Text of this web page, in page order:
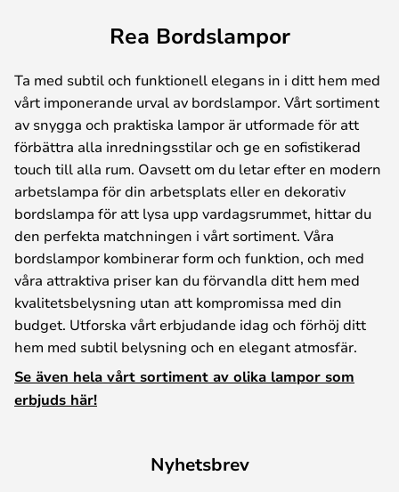
Rea Bordslampor
Ta med subtil och funktionell elegans in i ditt hem med
vårt imponerande urval av bordslampor. Vårt sortiment
av snygga och praktiska lampor är utformade för att
förbättra alla inredningsstilar och ge en sofistikerad
touch till alla rum. Oavsett om du letar efter en modern
arbetslampa för din arbetsplats eller en dekorativ
bordslampa för att lysa upp vardagsrummet, hittar du
den perfekta matchningen i vårt sortiment. Våra
bordslampor kombinerar form och funktion, och med
våra attraktiva priser kan du förvandla ditt hem med
kvalitetsbelysning utan att kompromissa med din
budget. Utforska vårt erbjudande idag och förhöj ditt
hem med subtil belysning och en elegant atmosfär.
Se även hela vårt sortiment av olika lampor som
erbjuds här!
Nyhetsbrev